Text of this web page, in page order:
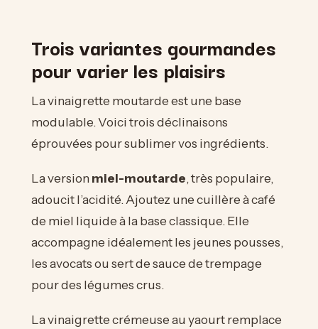
Trois variantes gourmandes
pour varier les plaisirs
La vinaigrette moutarde est une base
modulable. Voici trois déclinaisons
éprouvées pour sublimer vos ingrédients.
La version miel-moutarde, très populaire,
adoucit l’acidité. Ajoutez une cuillère à café
de miel liquide à la base classique. Elle
accompagne idéalement les jeunes pousses,
les avocats ou sert de sauce de trempage
pour des légumes crus.
La vinaigrette crémeuse au yaourt remplace